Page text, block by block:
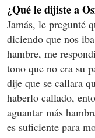
¿Qué le dijiste a
Jamás, le pregunté
diciendo que nos
hambre, me
tono que no era su
dije que se callara
haberlo callado,
aguantar más
es suficiente para